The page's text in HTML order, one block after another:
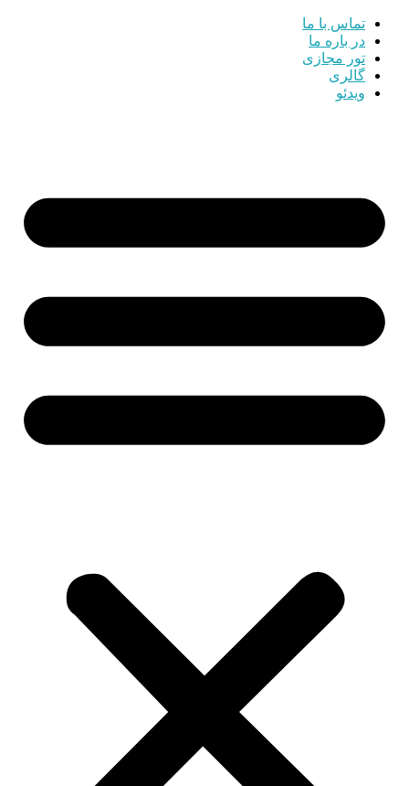
تماس با ما
در باره ما
تور مجازی
گالری
ویدئو